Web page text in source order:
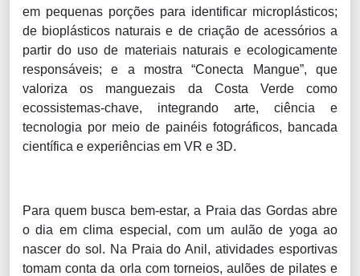
em pequenas porções para identificar microplásticos;
de bioplásticos naturais e de criação de acessórios a
partir do uso de materiais naturais e ecologicamente
responsáveis; e a mostra “Conecta Mangue”, que
valoriza os manguezais da Costa Verde como
ecossistemas-chave, integrando arte, ciência e
tecnologia por meio de painéis fotográficos, bancada
científica e experiências em VR e 3D.
Para quem busca bem-estar, a Praia das Gordas abre
o dia em clima especial, com um aulão de yoga ao
nascer do sol. Na Praia do Anil, atividades esportivas
tomam conta da orla com torneios, aulões de pilates e